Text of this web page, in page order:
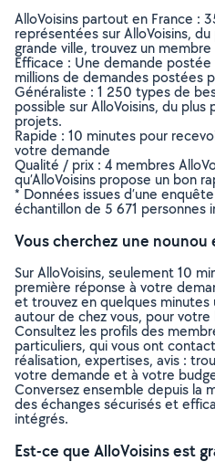
AlloVoisins partout en France :
représentées sur AlloVoisins,
grande ville, trouvez un
Efficace : Une demande
millions de demandes postées
Généraliste : 1 250 types de
possible sur AlloVoisins, du
projets.
Rapide : 10 minutes pour
votre demande
Qualité / prix : 4 membres
qu’AlloVoisins propose un bon
* Données issues d’une
échantillon de 5 671 personnes
Vous cherchez une nounou
Sur AlloVoisins, seulement 10
première réponse à votre
et trouvez en quelques
autour de chez vous, pour
Consultez les profils des
particuliers, qui vous ont
réalisation, expertises, avis :
votre demande et à votre
Conversez ensemble depuis la
des échanges sécurisés et
intégrés.
Est-ce que AlloVoisins est